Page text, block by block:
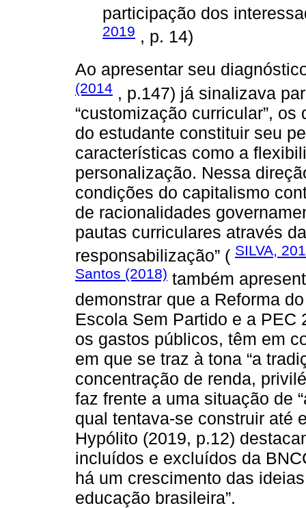
participação dos
2019 , p. 14)
Ao apresentar seu
(2014 , p.147) já sinalizava
“customização curricular”,
do estudante constituir seu
características como a
personalização. Nessa
condições do capitalismo
de racionalidades
pautas curriculares através
responsabilização” ( SILVA,
Santos (2018) também
demonstrar que a Reforma
Escola Sem Partido e a PEC
os gastos públicos, têm em
em que se traz à tona “a
concentração de renda,
faz frente a uma situação de
qual tentava-se construir até
Hypólito (2019, p.12)
incluídos e excluídos da
há um crescimento das
educação brasileira”.